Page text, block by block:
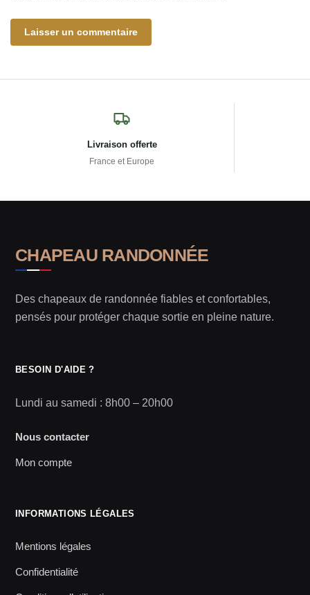
Livraison offerte
France et Europe
CHAPEAU RANDONNÉE
Des chapeaux de randonnée fiables et confortables,
pensés pour protéger chaque sortie en pleine nature.
BESOIN D'AIDE ?
Lundi au samedi : 8h00 – 20h00
Nous contacter
Mon compte
INFORMATIONS LÉGALES
Mentions légales
Confidentialité